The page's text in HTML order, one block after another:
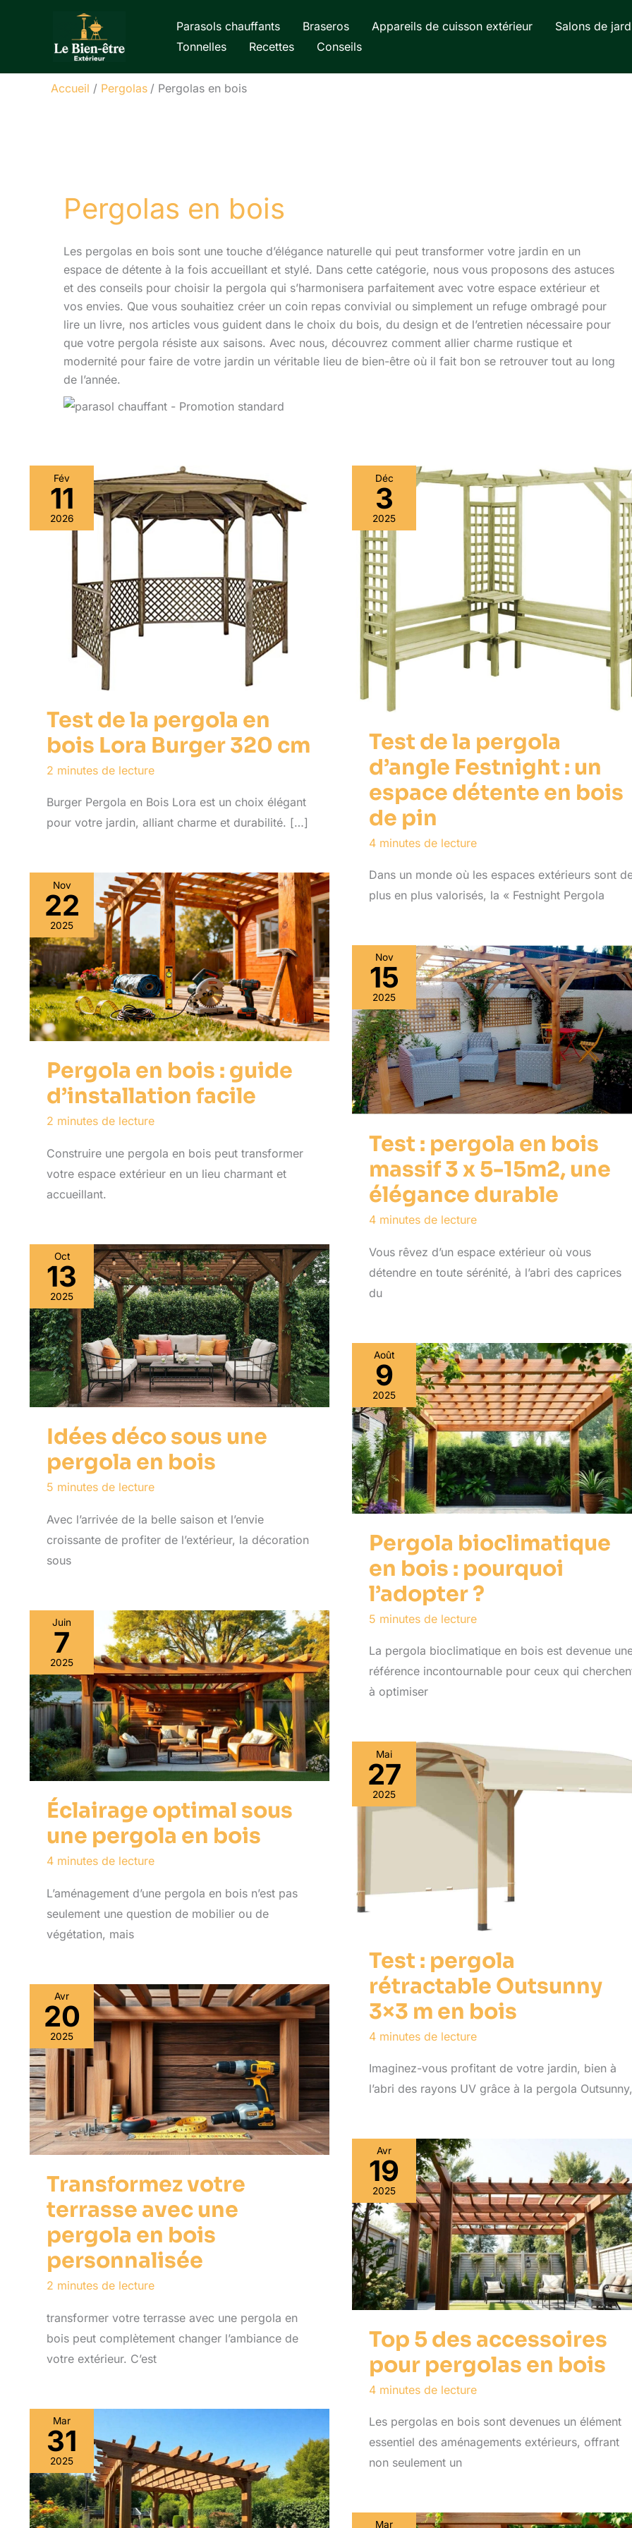
Parasols chauffants Braseros Appareils de cuisson extérieur
Salons de
Tonnelles
Recettes Conseils
Accueil Pergolas Pergolas en bois
Pergolas en bois
Les pergolas en bois sont une touche d’élégance naturelle qui peut transformer votre jardin en un
espace de détente à la fois accueillant et stylé. Dans cette catégorie, nous vous proposons des astuces
et des conseils pour choisir la pergola qui s’harmonisera parfaitement avec votre espace extérieur et
vos envies. Que vous souhaitiez créer un coin repas convivial ou simplement un refuge ombragé pour
lire un livre, nos articles vous guident dans le choix du bois, du design et de l’entretien nécessaire pour
que votre pergola résiste aux saisons. Avec nous, découvrez comment allier charme rustique et
modernité pour faire de votre jardin un véritable lieu de bien-être où il fait bon se retrouver tout au long
de l’année.
Fév
11
2026
Test de la pergola en
bois Lora Burger 320 cm
2 minutes de lecture
Burger Pergola en Bois Lora est un choix élégant
pour votre jardin, alliant charme et durabilité. […]
Déc
3
2025
Test de la pergola
d’angle Festnight : un
espace détente en bois
de pin
4 minutes de lecture
Dans un monde où les espaces extérieurs sont
plus en plus valorisés, la « Festnight Pergola
Nov
22
2025
Pergola en bois : guide
d’installation facile
2 minutes de lecture
Construire une pergola en bois peut transformer
votre espace extérieur en un lieu charmant et
accueillant.
Nov
15
2025
Test : pergola en bois
massif 3 x 5-15m2, une
élégance durable
4 minutes de lecture
Vous rêvez d’un espace extérieur où vous
détendre en toute sérénité, à l’abri des caprices
du
Oct
13
2025
Idées déco sous une
pergola en bois
5 minutes de lecture
Avec l’arrivée de la belle saison et l’envie
croissante de profiter de l’extérieur, la décoration
sous
Août
9
2025
Pergola bioclimatique
en bois : pourquoi
l’adopter ?
5 minutes de lecture
La pergola bioclimatique en bois est devenue
référence incontournable pour ceux qui
à optimiser
Juin
7
2025
Éclairage optimal sous
une pergola en bois
4 minutes de lecture
L’aménagement d’une pergola en bois n’est pas
seulement une question de mobilier ou de
végétation, mais
Mai
27
2025
Test : pergola
rétractable Outsunny
3×3 m en bois
4 minutes de lecture
Imaginez-vous profitant de votre jardin, bien à
l’abri des rayons UV grâce à la pergola Outsunny,
Avr
20
2025
Transformez votre
terrasse avec une
pergola en bois
personnalisée
2 minutes de lecture
transformer votre terrasse avec une pergola en
bois peut complètement changer l’ambiance de
votre extérieur. C’est
Avr
19
2025
Top 5 des accessoires
pour pergolas en bois
4 minutes de lecture
Les pergolas en bois sont devenues un élément
essentiel des aménagements extérieurs, offrant
non seulement un
Mar
31
2025
Mar